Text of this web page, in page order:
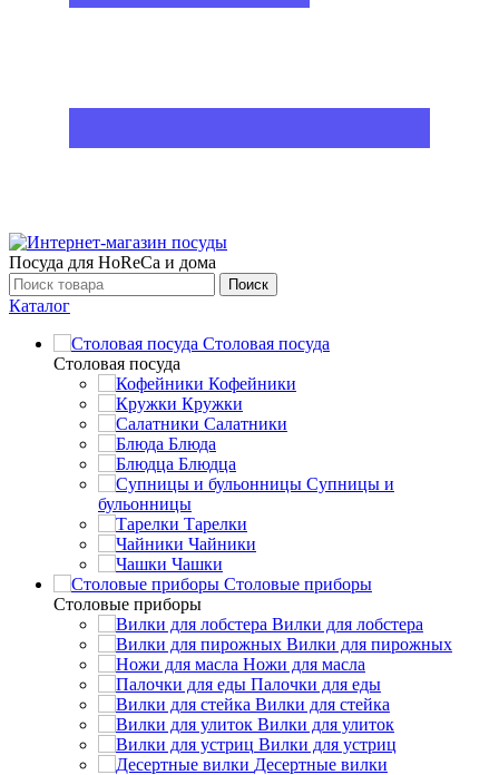
Посуда для HoReCa и дома
Поиск
Каталог
Столовая посуда
Столовая посуда
Кофейники
Кружки
Салатники
Блюда
Блюдца
Супницы и
бульонницы
Тарелки
Чайники
Чашки
Cтоловые приборы
Cтоловые приборы
Вилки для лобстера
Вилки для пирожных
Ножи для масла
Палочки для еды
Вилки для стейка
Вилки для улиток
Вилки для устриц
Десертные вилки